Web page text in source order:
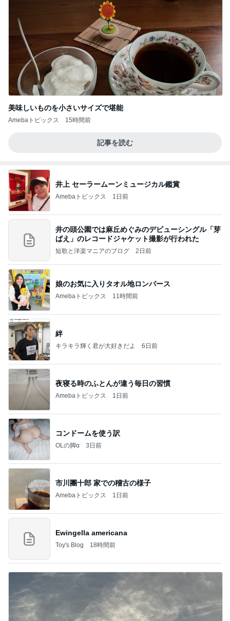
美味しいものを小さいサイズで堪能
Amebaトピックス 15時間前
記事を読む
井上 セーラームーンミュージカル鑑賞
Amebaトピックス 1日前
井の頭公園では麻丘めぐみのデビューシングル「芽
ばえ」のレコードジャケット撮影が行われた
短歌と洋楽マニアのブログ 2日前
娘のお気に入りタオル地ロンパース
Amebaトピックス 11時間前
絆
キラキラ輝く君が大好きだよ 6日前
夜寝る時のふとんが違う毎日の習慣
Amebaトピックス 1日前
コンドームを使う訳
OLの脚α 3日前
市川團十郎 家での稽古の様子
Amebaトピックス 1日前
Ewingella americana
Toy's Blog 18時間前